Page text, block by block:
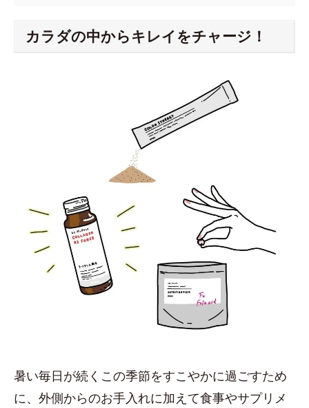
カラダの中からキレイをチャージ！
暑い毎日が続くこの季節をすこやかに過ごすため
に、外側からのお手入れに加えて食事やサプリメ